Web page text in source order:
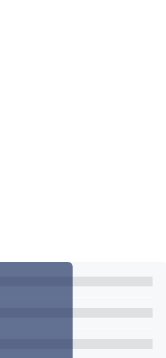
うに役立てたのか知ることができます